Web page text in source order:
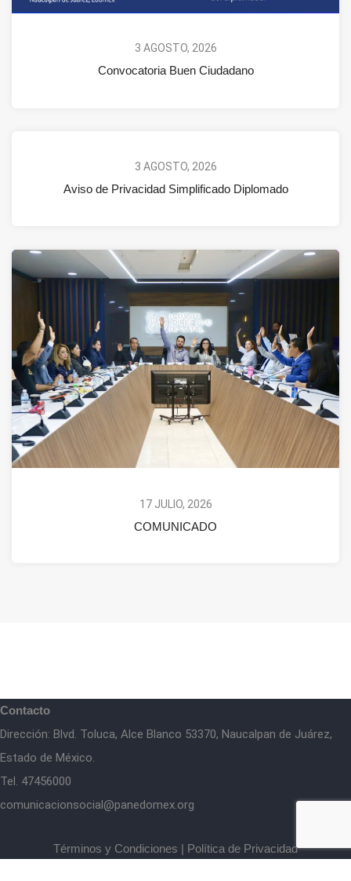
3 AGOSTO, 2026
Convocatoria Buen Ciudadano
3 AGOSTO, 2026
Aviso de Privacidad Simplificado Diplomado
17 JULIO, 2026
COMUNICADO
Contacto
Dirección: Blvd. Toluca, Alce Blanco 53370, Naucalpan de Juárez,
Estado de México.
Tel. 47456000
comunicacionsocial@panedomex.org
Términos y Condiciones | Política de Privacidad